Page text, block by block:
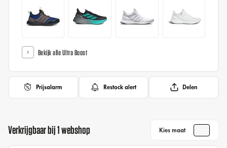
Bekijk alle Ultra Boost
Prijsalarm Restock alert Delen
Verkrijgbaar bij 1 webshop Kies maat